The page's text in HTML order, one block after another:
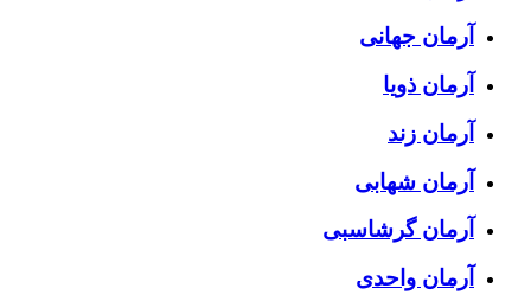
آرمان جهانی
آرمان ذویا
آرمان زند
آرمان شهابی
آرمان گرشاسبی
آرمان واحدی